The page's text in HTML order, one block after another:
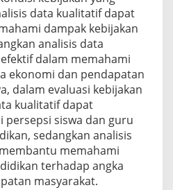
data kualitatif dapat
dampak kebijakan
analisis data
dalam memahami
ekonomi dan pendapatan
dalam evaluasi kebijakan
kualitatif dapat
siswa dan guru
sedangkan analisis
memahami
terhadap angka
masyarakat.